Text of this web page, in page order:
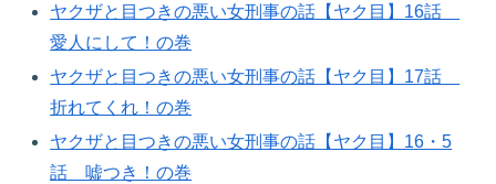
ヤクザと目つきの悪い女刑事の話【ヤク目】16話
愛人にして！の巻​
ヤクザと目つきの悪い女刑事の話【ヤク目】17話
折れてくれ！の巻​
ヤクザと目つきの悪い女刑事の話【ヤク目】16・5
話 嘘つき！の巻​